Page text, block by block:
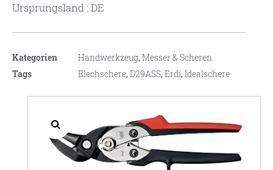
Ursprungsland : DE
Kategorien Handwerkzeug,Messer & Scheren
Tags
Blechschere,D29ASS,Erdi,Idealschere